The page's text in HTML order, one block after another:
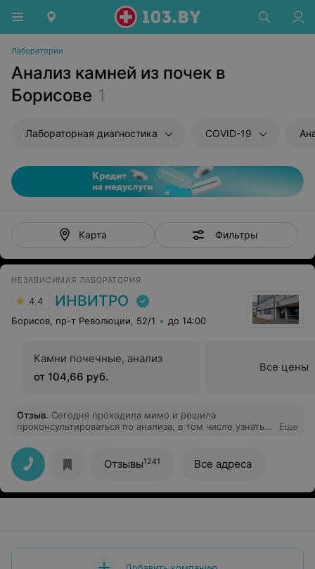
Лаборатории
Анализ камней из почек в
Борисове 1
Лабораторная диагностика COVID-19
Карта Фильтры
НЕЗАВИСИМАЯ ЛАБОРАТОРИЯ
4.4 ИНВИТРО
Борисов, пр-т Революции, 52/1 до 14:00
Камни почечные, анализ
от 104,66 руб.
Все цены
Отзыв. Сегодня проходила мимо и решила
проконсультироваться по анализа, в том числе узнать
доступно, предложила распечатку с подготовкой к
анализам. В отличие от других мест, не закатывала
глаза, когда я переспрашивала (не медику не совсем
понятно было). Для анализа мочи предложила
контейнеры, что делает более удобным доставку
Еще
Отзывы1241 Все адреса